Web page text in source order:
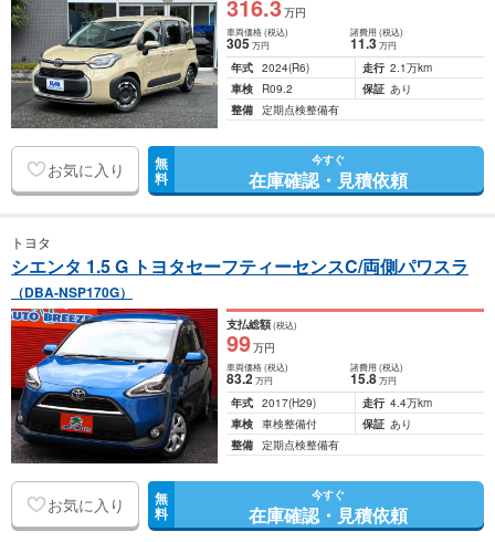
316.3万円
車両価格(税込)
305万円
諸費用 (税込)
11.3 万円
年式 2024(R6) 走行 2.1万km
車検
R09.2 保証 あり
整備 定期点検整備有
お気に入り 無
料
今すぐ
在庫確認・見積依頼
トヨタ
シエンタ 1.5 G トヨタセーフティーセンスC/両側パワスラ
（DBA-NSP170G）
支払総額(税込)
99万円
車両価格(税込)
83.2万円
諸費用 (税込)
15.8 万円
年式 2017(H29) 走行 4.4万km
車検 車検整備付 保証 あり
整備 定期点検整備有
お気に入り 無
料
今すぐ
在庫確認・見積依頼